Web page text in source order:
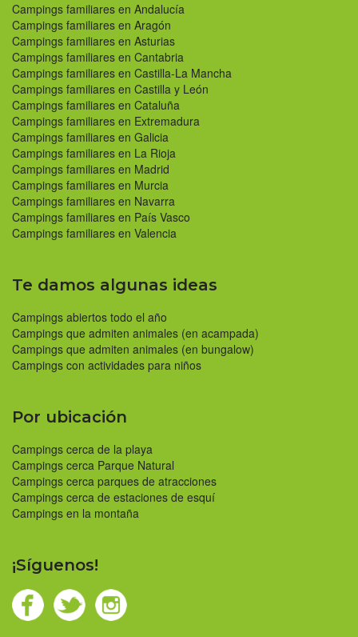
Campings familiares en Andalucía
Campings familiares en Aragón
Campings familiares en Asturias
Campings familiares en Cantabria
Campings familiares en Castilla-La Mancha
Campings familiares en Castilla y León
Campings familiares en Cataluña
Campings familiares en Extremadura
Campings familiares en Galicia
Campings familiares en La Rioja
Campings familiares en Madrid
Campings familiares en Murcia
Campings familiares en Navarra
Campings familiares en País Vasco
Campings familiares en Valencia
Te damos algunas ideas
Campings abiertos todo el año
Campings que admiten animales (en acampada)
Campings que admiten animales (en bungalow)
Campings con actividades para niños
Por ubicación
Campings cerca de la playa
Campings cerca Parque Natural
Campings cerca parques de atracciones
Campings cerca de estaciones de esquí
Campings en la montaña
¡Síguenos!